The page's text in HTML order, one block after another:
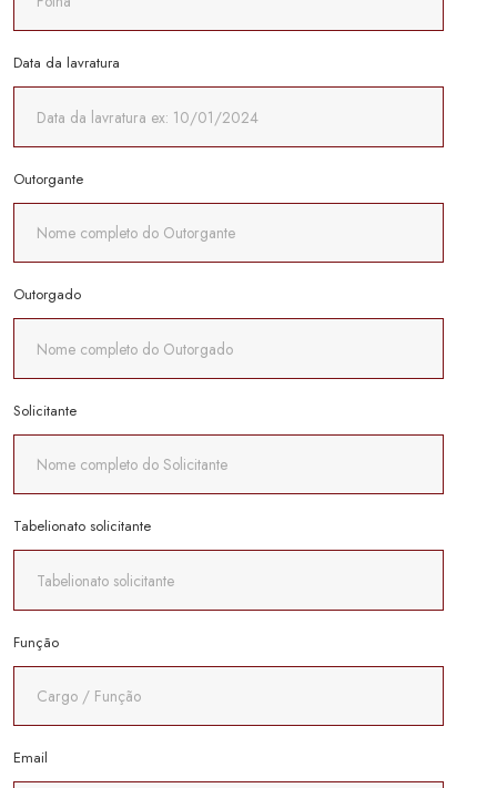
Data da lavratura
Outorgante
Outorgado
Solicitante
Tabelionato solicitante
Função
Email